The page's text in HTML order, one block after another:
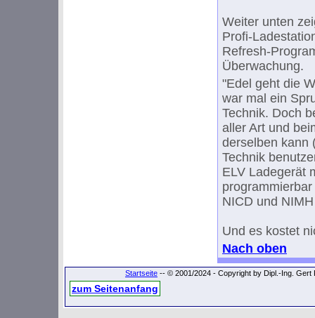
Weiter unten
Profi-
Refresh-
Überwachung.
"Edel geht die
war mal ein
Technik. Doch
aller Art und
derselben kann
Technik
ELV Ladegerät
NICD und
Und es kostet
Nach oben
Startseite -- © 2001/2024 - Copyright by Dipl.-Ing.
zum Seitenanfang